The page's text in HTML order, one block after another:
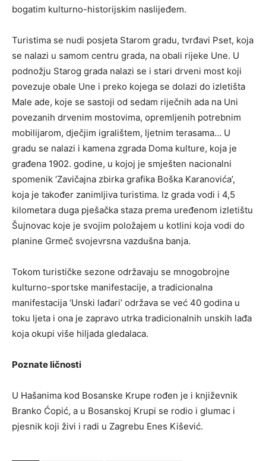
bogatim kulturno-historijskim naslijeđem.
Turistima se nudi posjeta Starom gradu, tvrđavi Pset, koja
se nalazi u samom centru grada, na obali rijeke Une. U
podnožju Starog grada nalazi se i stari drveni most koji
povezuje obale Une i preko kojega se dolazi do izletišta
Male ade, koje se sastoji od sedam riječnih ada na Uni
povezanih drvenim mostovima, opremljenih potrebnim
mobilijarom, dječjim igralištem, ljetnim terasama… U
gradu se nalazi i kamena zgrada Doma kulture, koja je
građena 1902. godine, u kojoj je smješten nacionalni
spomenik ‘Zavičajna zbirka grafika Boška Karanovića’,
koja je također zanimljiva turistima. Iz grada vodi i 4,5
kilometara duga pješačka staza prema uređenom izletištu
Šujnovac koje je svojim položajem u kotlini koja vodi do
planine Grmeč svojevrsna vazdušna banja.
Tokom turističke sezone održavaju se mnogobrojne
kulturno-sportske manifestacije, a tradicionalna
manifestacija ‘Unski lađari’ održava se već 40 godina u
toku ljeta i ona je zapravo utrka tradicionalnih unskih lađa
koja okupi više hiljada gledalaca.
Poznate ličnosti
U Hašanima kod Bosanske Krupe rođen je i književnik
Branko Ćopić, a u Bosanskoj Krupi se rodio i glumac i
pjesnik koji živi i radi u Zagrebu Enes Kišević.